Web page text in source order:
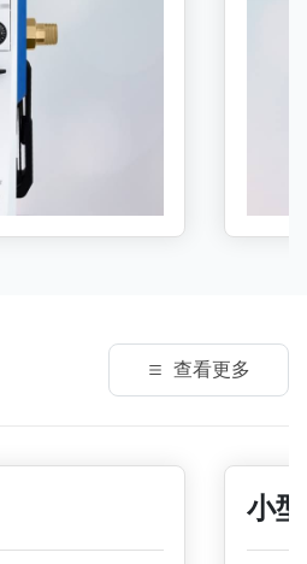
滤芯更换；. 更换
；. 滤芯可手洗
险管。型号E1E1
μm90-11090-110
1.6水批净水流
总净水量
定期拆洗高x宽x
奥地利奥地利①
碳环
型号
查看更多
小